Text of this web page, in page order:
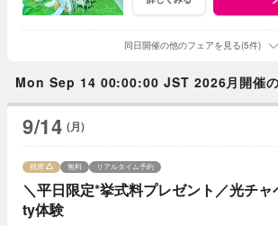
同日開催の他のフェアを見る(5件)
Mon Sep 14 00:00:00 JST 2026月開催
9/14 (月)
＼平日限定*挙式料プレゼント／光チ
ty体験
残席 無料 リアルタイム予約